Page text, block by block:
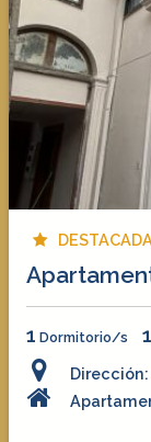
DESTACADA
1 Dormitorio/s 1